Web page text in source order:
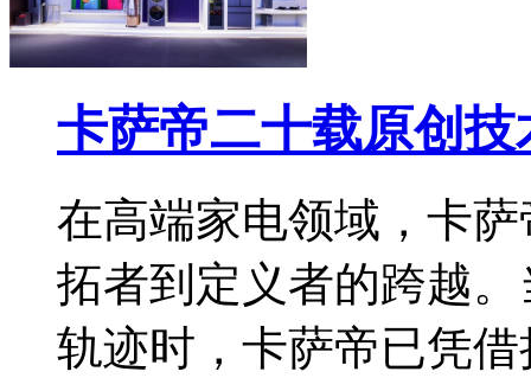
卡萨帝二十载原创
在高端家电领域，卡
拓者到定义者的跨越
轨迹时，卡萨帝已凭